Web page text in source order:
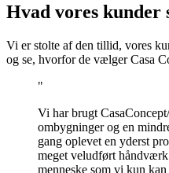
Hvad vores kunder
Vi er stolte af den tillid, vores
og se, hvorfor de vælger Casa
"
Vi har brugt
ombygninger og en
gang oplevet en yderst
meget veludført
menneske som vi kun